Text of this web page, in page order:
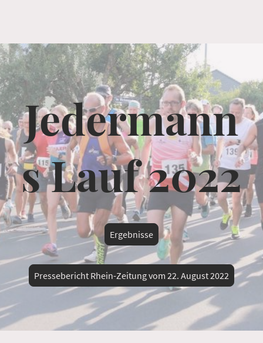
Jedermann
s Lauf 2022
Ergebnisse
Pressebericht Rhein-Zeitung vom 22. August 2022